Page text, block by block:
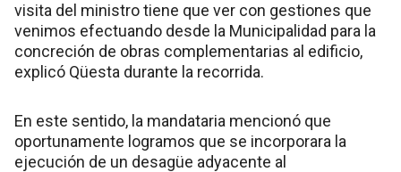
visita del ministro tiene que ver con gestiones que
venimos efectuando desde la Municipalidad para la
concreción de obras complementarias al edificio,
explicó Qüesta durante la recorrida.
En este sentido, la mandataria mencionó que
oportunamente logramos que se incorporara la
ejecución de un desagüe adyacente al